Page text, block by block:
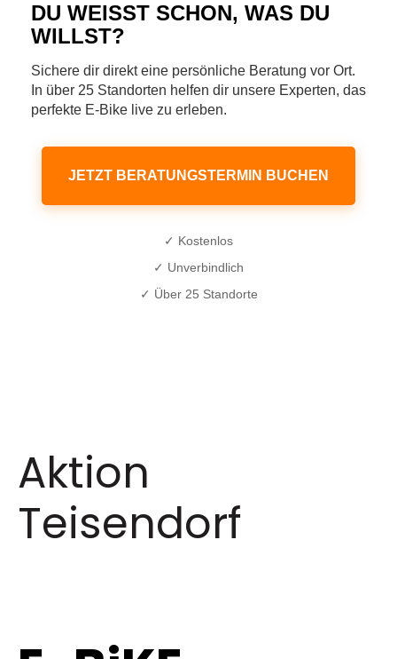
DU WEISST SCHON, WAS DU W
ILLST?
Sichere dir direkt eine persönliche Beratung vor Ort.
In über 25 Standorten helfen dir unsere Experten, das
perfekte E-Bike live zu erleben.
JETZT BERATUNGSTERMIN BUCHEN
✓ Kostenlos
✓ Unverbindlich
✓ Über 25 Standorte
Aktion
Teisendorf